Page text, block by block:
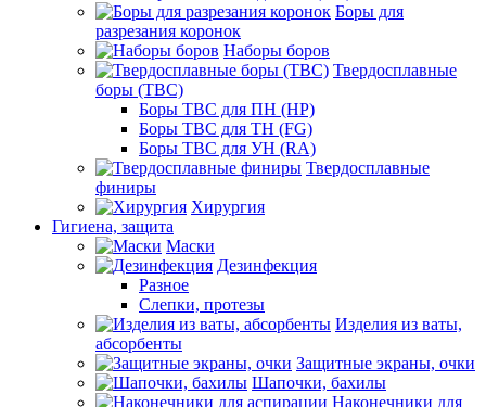
Боры для
разрезания коронок
Наборы боров
Твердосплавные
боры (ТВС)
Боры ТВС для ПН (HP)
Боры ТВС для ТН (FG)
Боры ТВС для УН (RA)
Твердосплавные
финиры
Хирургия
Гигиена, защита
Маски
Дезинфекция
Разное
Слепки, протезы
Изделия из ваты,
абсорбенты
Защитные экраны, очки
Шапочки, бахилы
Наконечники для